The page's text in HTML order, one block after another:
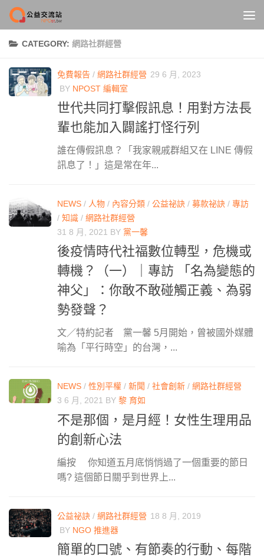
Skip to content
CATEGORY: 網路社群經營
免費報告 / 網路社群經營 29 6 月, 2023
BY NPOST 編輯室
世代共同打擊假訊息！用對方法長
輩也能加入闢謠打怪行列
誰在傳假訊息？「我家親戚群組又在 LINE 傳假
訊息了！」這是常在年...
NEWS / 人物 / 內容分類 / 公益祕訣 / 募款祕訣 / 專訪
/ 知識 / 網路社群經營
31 8 月, 2021 BY 黨一馨
後疫情時代社福數位轉型，危機或
轉機？（一）｜專訪 「名為變態的
神父」：你敢不敢碰觸正義、為弱
勢發聲？
文／特約記者 黨一馨 5月開始，曾被國外媒體
喻為「平行時空」的台灣，...
NEWS / 性別平權 / 新聞 / 社會創新 / 網路社群經營
3 6 月, 2021 BY 黎 育如
不是那個，是月經！女性生理用品
的創新心法
編按 你知道五月底悄悄過了一個重要的節日
嗎? 這個節日關乎到世界上...
公益祕訣 / 網路社群經營 18 8 月, 2019
BY NGO 推進器
簡單的口號、有節奏的行動、每階